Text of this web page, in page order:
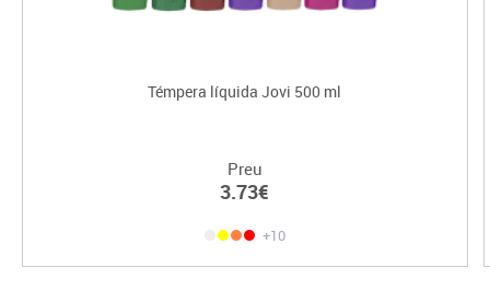
Témpera líquida Jovi 500 ml
Preu
3.73€
+10